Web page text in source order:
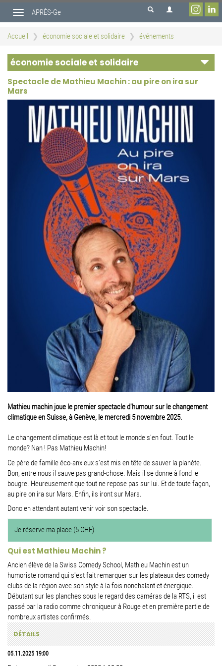
contenu
Toggle
navigation
APRÈS-Ge
Accueil économie sociale et solidaire événements
économie sociale et solidaire
Spectacle de Mathieu Machin : au pire on ira sur
Mars
Mathieu machin joue le premier spectacle d'humour sur le changement
climatique en Suisse, à Genève, le mercredi 5 novembre 2025.
Le changement climatique est là et tout le monde s’en fout. Tout le
monde? Nan ! Pas Mathieu Machin!
Ce père de famille éco-anxieux s’est mis en tête de sauver la planète.
Bon, entre nous il sauve pas grand-chose. Mais il se donne à fond le
bougre. Heureusement que tout ne repose pas sur lui. Et de toute façon,
au pire on ira sur Mars. Enfin, ils iront sur Mars.
Donc en attendant autant venir voir son spectacle.
Je réserve ma place (5 CHF)
Qui est Mathieu Machin ?
Ancien élève de la Swiss Comedy School, Mathieu Machin est un
humoriste romand qui s'est fait remarquer sur les plateaux des comedy
clubs de la région avec son style à la fois nonchalant et énergique.
Débutant sur les planches sous le regard des caméras de la RTS, il est
passé par la radio comme chroniqueur à Rouge et en première partie de
nombreux artistes confirmés.
DÉTAILS
05.11.2025 19:00